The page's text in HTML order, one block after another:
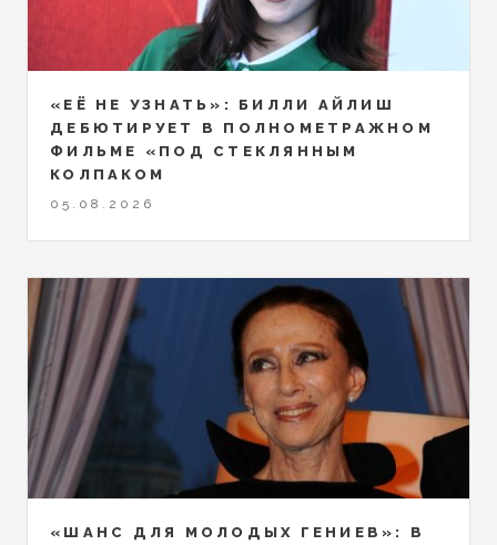
«ЕЁ НЕ УЗНАТЬ»: БИЛЛИ АЙЛИШ
ДЕБЮТИРУЕТ В ПОЛНОМЕТРАЖНОМ
ФИЛЬМЕ «ПОД СТЕКЛЯННЫМ
КОЛПАКОМ
05.08.2026
«ШАНС ДЛЯ МОЛОДЫХ ГЕНИЕВ»: В